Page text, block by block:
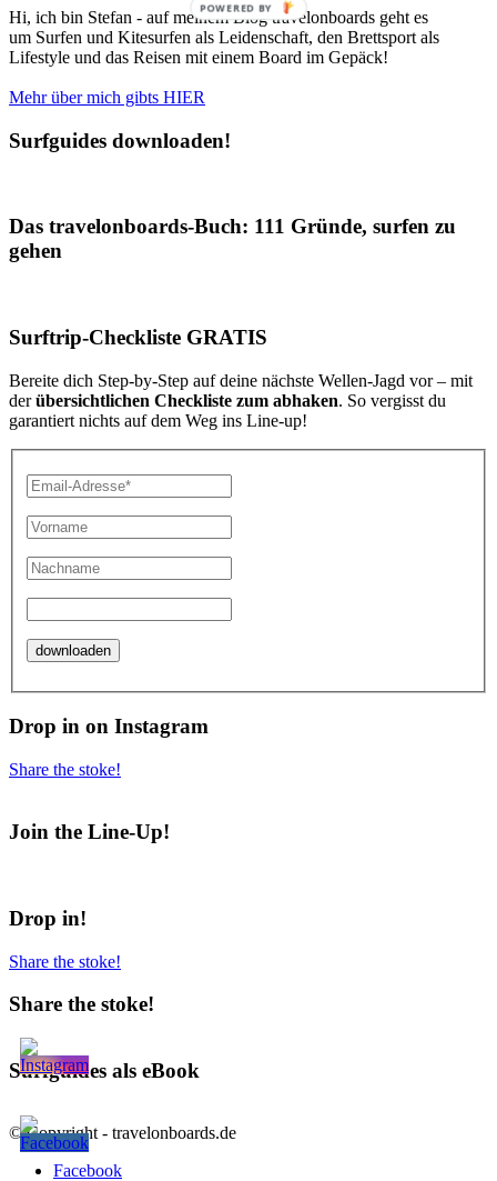
Hi, ich bin Stefan - auf meinem Blog travelonboards geht es
um Surfen und Kitesurfen als Leidenschaft, den Brettsport als
Lifestyle und das Reisen mit einem Board im Gepäck!
Mehr über mich gibts HIER
Surfguides downloaden!
Das travelonboards-Buch: 111 Gründe, surfen zu
gehen
Surftrip-Checkliste GRATIS
Bereite dich Step-by-Step auf deine nächste Wellen-Jagd vor – mit
derübersichtlichen Checkliste zum abhaken. So vergisst du
garantiert nichts auf dem Weg ins Line-up!
Drop in on Instagram
Share the stoke!
Join the Line-Up!
Drop in!
Share the stoke!
Share the stoke!
Surfguides als eBook
© Copyright - travelonboards.de
Facebook
POWERED BY